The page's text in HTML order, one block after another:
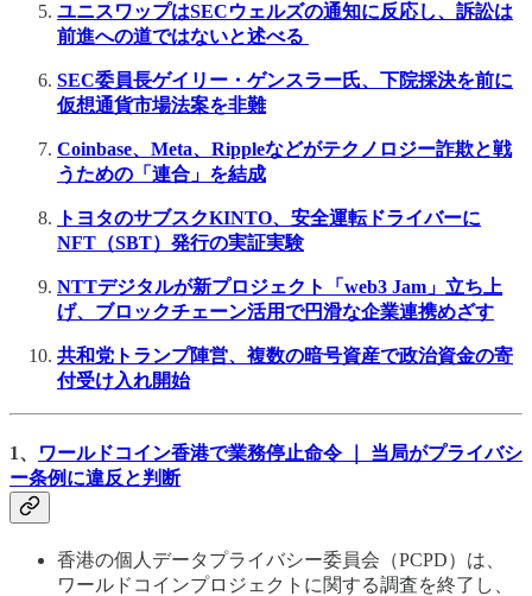
ユニスワップはSECウェルズの通知に反応し、訴訟は
前進への道ではないと述べる
SEC委員長ゲイリー・ゲンスラー氏、下院採決を前に
仮想通貨市場法案を非難
Coinbase、Meta、Rippleなどがテクノロジー詐欺と戦
うための「連合」を結成
トヨタのサブスクKINTO、安全運転ドライバーに
NFT（SBT）発行の実証実験
NTTデジタルが新プロジェクト「web3 Jam」立ち上
げ、ブロックチェーン活用で円滑な企業連携めざす
共和党トランプ陣営、複数の暗号資産で政治資金の寄
付受け入れ開始
1、
ワールドコイン香港で業務停止命令 ｜ 当局がプライバシ
ー条例に違反と判断
香港の個人データプライバシー委員会（PCPD）は、
ワールドコインプロジェクトに関する調査を終了し、